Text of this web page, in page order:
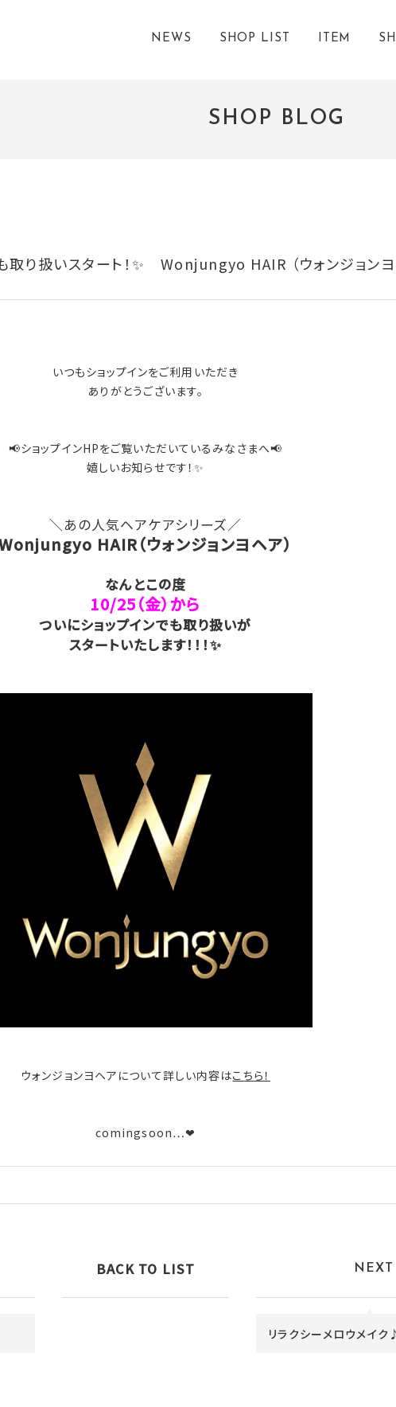
NEWS SHOP LIST ITEM
SHOP BLOG
も取り扱いスタート！✨ Wonjungyo HAIR （ウォンジョンヨ
いつもショップインをご利用いただき
ありがとうございます。
📢ショップインHPをご覧いただいているみなさまへ📢
嬉しいお知らせです！✨
＼あの人気ヘアケアシリーズ／
HAIR（ウォンジョンヨヘア）
なんとこの度
10/25（金）から
ついにショップインでも取り扱いが
スタートいたします！！！✨
ウォンジョンヨヘアについて詳しい内容はこちら！
comingsoon…❤
BACK TO LIST NEXT
リラクシーメロウメイク♪